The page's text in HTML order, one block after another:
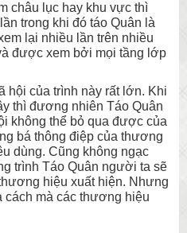
châu lục hay khu vực thì
trong khi đó táo Quân là
lại nhiều lần trên nhiều
được xem bởi mọi tầng lớp
hội của trình này rất lớn. Khi
thì đương nhiên Táo Quân
không thể bỏ qua được của
bá thông điệp của thương
dùng. Cũng không ngạc
trình Táo Quân người ta sẽ
hiệu xuất hiện. Nhưng
cách mà các thương hiệu